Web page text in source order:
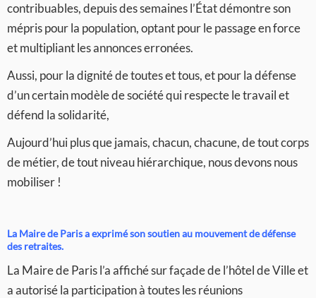
contribuables, depuis des semaines l’État démontre son
mépris pour la population, optant pour le passage en force
et multipliant les annonces erronées.
Aussi, pour la dignité de toutes et tous, et pour la défense
d’un certain modèle de société qui respecte le travail et
défend la solidarité,
Aujourd’hui plus que jamais, chacun, chacune, de tout corps
de métier, de tout niveau hiérarchique, nous devons nous
mobiliser !
La Maire de Paris a exprimé son soutien au mouvement de défense
des retraites.
La Maire de Paris l’a affiché sur façade de l’hôtel de Ville et
a autorisé la participation à toutes les réunions